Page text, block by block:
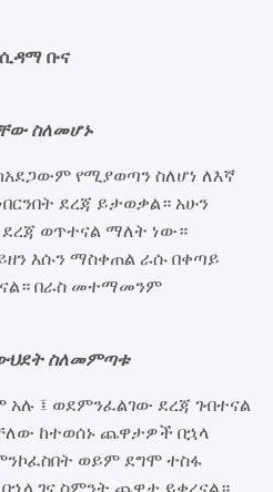
ሲዳማ ቡና
ስለመሆኑ
የሚያወጣን ስለሆነ ለእኛ
ደረጃ ይታወቃል። አሁን
ወጥተናል ማለት ነው።
እሱን ማስቀጠል ራሱ በቀጣይ
በራስ መተማመንም
ስለመምጣቱ
፤ ወደምንፈልገው ደረጃ ገብተናል
ከተወሰኑ ጨዋታዎች በኋላ
ወይም ደግሞ ተስፋ